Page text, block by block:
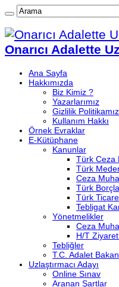
Onarıcı Adalette
Ana Sayfa
Hakkımızda
Biz Kimiz ?
Yazarlarımız
Gizlilik Politikamız
Kullanım Hakkı
Örnek Evraklar
E-Kütüphane
Kanunlar
Türk Ceza
Türk
Ceza
Türk
Türk
Tebligat
Yönetmelikler
Ceza
H/T
Tebliğler
T.C. Adalet
Uzlaştırmacı Adayı
Online Sınav
Aranan Şartlar